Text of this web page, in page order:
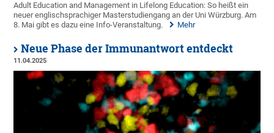
Adult Education and Management in Lifelong Education: So heißt ein
neuer englischsprachiger Masterstudiengang an der Uni Würzburg. Am
8. Mai gibt es dazu eine Info-Veranstaltung.
Mehr
Neue Phase der Immunantwort entdeckt
11.04.2025